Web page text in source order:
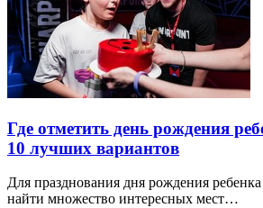
Где отметить день рождения
10 лучших вариантов
Для празднования дня рождения
найти множество интересных мест…